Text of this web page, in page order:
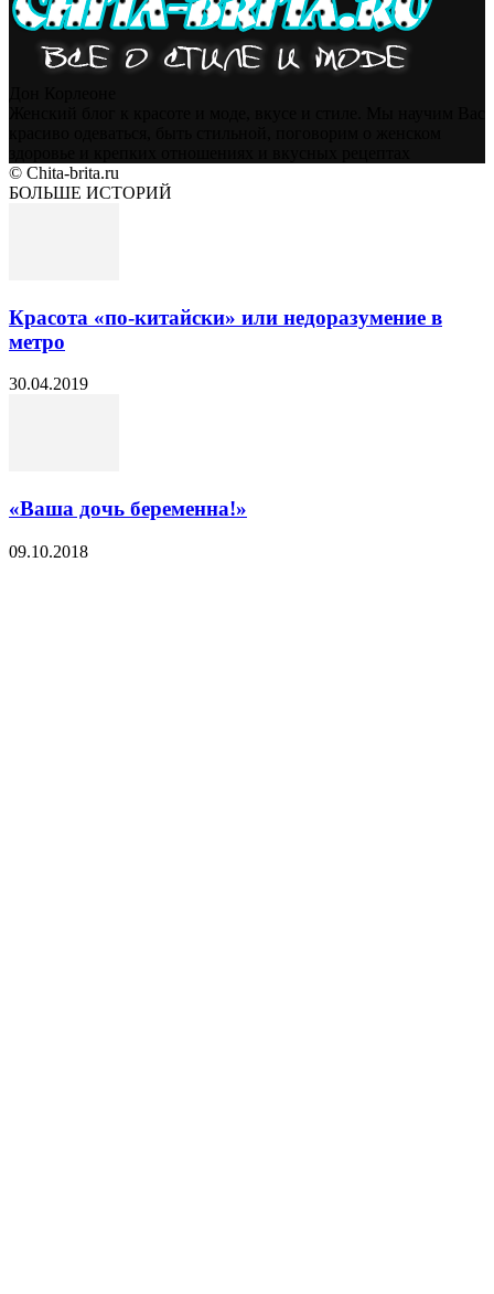
© Chita-brita.ru
БОЛЬШЕ ИСТОРИЙ
Красота «по-китайски» или недоразумение в
метро
30.04.2019
«Ваша дочь беременна!»
09.10.2018